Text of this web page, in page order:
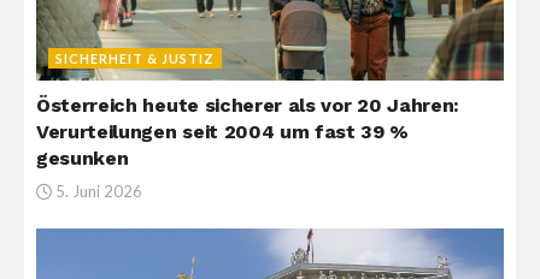
SICHERHEIT & JUSTIZ
Österreich heute sicherer als vor 20 Jahren:
Verurteilungen seit 2004 um fast 39 %
gesunken
5. Juni 2026